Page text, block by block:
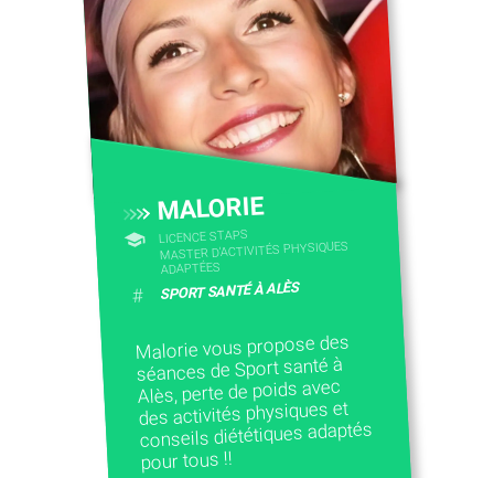
CONTACTEZ-NOUS
MALORIE
LICENCE STAPS
MASTER D'ACTIVITÉS PHYSIQUES
ADAPTÉES
# SPORT SANTÉ À ALÈS
Malorie vous propose des
séances de Sport santé à
Alès, perte de poids avec
des activités physiques et
conseils diététiques adaptés
pour tous !!